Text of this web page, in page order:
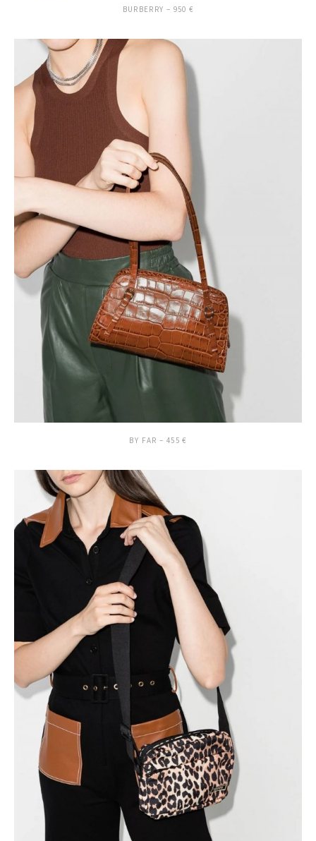
BURBERRY – 950 €
BY FAR – 455 €